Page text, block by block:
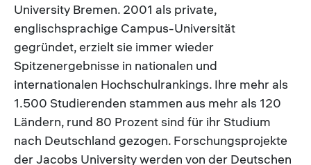
University Bremen. 2001 als private,
englischsprachige Campus-Universität
gegründet, erzielt sie immer wieder
Spitzenergebnisse in nationalen und
internationalen Hochschulrankings. Ihre mehr als
1.500 Studierenden stammen aus mehr als 120
Ländern, rund 80 Prozent sind für ihr Studium
nach Deutschland gezogen. Forschungsprojekte
der Jacobs University werden von der Deutschen